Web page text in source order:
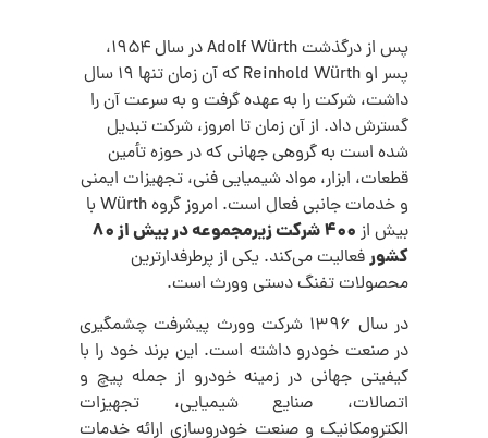
پس از درگذشت Adolf Würth در سال ۱۹۵۴،
پسر او Reinhold Würth که آن زمان تنها ۱۹ سال
داشت، شرکت را به عهده گرفت و به سرعت آن را
گسترش داد. از آن زمان تا امروز، شرکت تبدیل
شده است به گروهی جهانی که در حوزه تأمین
قطعات، ابزار، مواد شیمیایی فنی، تجهیزات ایمنی
و خدمات جانبی فعال است. امروز گروه Würth با
بیش از
۴۰۰ شرکت زیرمجموعه در بیش از ۸۰
کشورفعالیت می‌کند. یکی از پرطرفدارترین
محصولات تفنگ دستی وورث است.
در سال 1396 شرکت وورث پیشرفت چشمگیری
در صنعت خودرو داشته است. این برند خود را با
کیفیتی جهانی در زمینه خودرو از جمله پیچ و
اتصالات، صنایع شیمیایی، تجهیزات
الکترومکانیک و صنعت خودروسازی ارائه خدمات